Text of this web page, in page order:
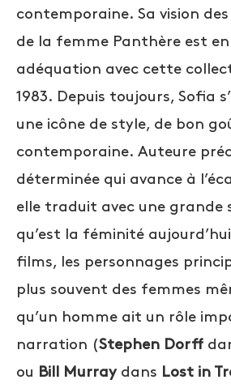
contemporaine. Sa vision
de la femme Panthère est
adéquation avec cette
1983. Depuis toujours, Sofia
une icône de style, de bon
contemporaine. Auteure
déterminée qui avance à
elle traduit avec une grande
qu’est la féminité
films, les personnages
plus souvent des femmes
qu’un homme ait un rôle
narration (Stephen Dorff
ou
Bill Murraydans Lost in